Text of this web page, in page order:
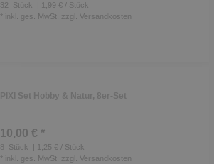
32 Stück
| 1,99 € / Stück
* inkl. ges. MwSt. zzgl. Versandkosten
PIXI Set Hobby & Natur, 8er-Set
10,00 € *
8 Stück
| 1,25 € / Stück
* inkl. ges. MwSt. zzgl. Versandkosten